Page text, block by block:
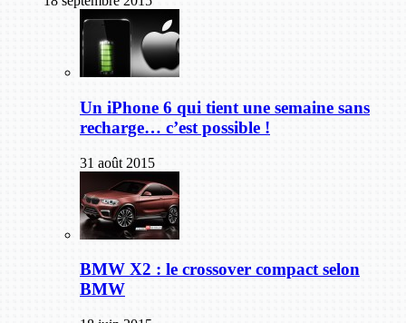
Un iPhone 6 qui tient une semaine sans
recharge… c’est possible !
31 août 2015
BMW X2 : le crossover compact selon
BMW